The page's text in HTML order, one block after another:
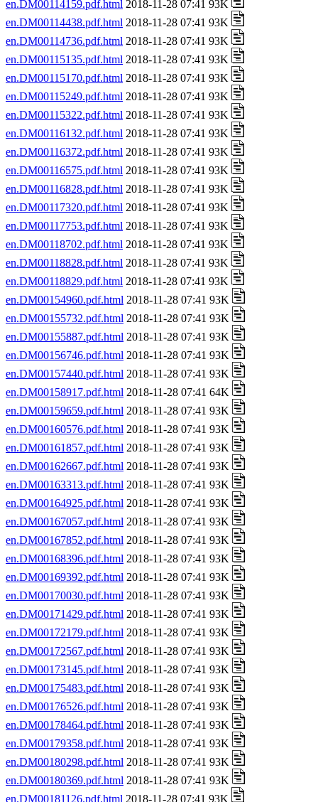
en.DM00114159.pdf.html 2018-11-28 07:41 93K
en.DM00114438.pdf.html 2018-11-28 07:41 93K
en.DM00114736.pdf.html 2018-11-28 07:41 93K
en.DM00115135.pdf.html 2018-11-28 07:41 93K
en.DM00115170.pdf.html 2018-11-28 07:41 93K
en.DM00115249.pdf.html 2018-11-28 07:41 93K
en.DM00115322.pdf.html 2018-11-28 07:41 93K
en.DM00116132.pdf.html 2018-11-28 07:41 93K
en.DM00116372.pdf.html 2018-11-28 07:41 93K
en.DM00116575.pdf.html 2018-11-28 07:41 93K
en.DM00116828.pdf.html 2018-11-28 07:41 93K
en.DM00117320.pdf.html 2018-11-28 07:41 93K
en.DM00117753.pdf.html 2018-11-28 07:41 93K
en.DM00118702.pdf.html 2018-11-28 07:41 93K
en.DM00118828.pdf.html 2018-11-28 07:41 93K
en.DM00118829.pdf.html 2018-11-28 07:41 93K
en.DM00154960.pdf.html 2018-11-28 07:41 93K
en.DM00155732.pdf.html 2018-11-28 07:41 93K
en.DM00155887.pdf.html 2018-11-28 07:41 93K
en.DM00156746.pdf.html 2018-11-28 07:41 93K
en.DM00157440.pdf.html 2018-11-28 07:41 93K
en.DM00158917.pdf.html 2018-11-28 07:41 64K
en.DM00159659.pdf.html 2018-11-28 07:41 93K
en.DM00160576.pdf.html 2018-11-28 07:41 93K
en.DM00161857.pdf.html 2018-11-28 07:41 93K
en.DM00162667.pdf.html 2018-11-28 07:41 93K
en.DM00163313.pdf.html 2018-11-28 07:41 93K
en.DM00164925.pdf.html 2018-11-28 07:41 93K
en.DM00167057.pdf.html 2018-11-28 07:41 93K
en.DM00167852.pdf.html 2018-11-28 07:41 93K
en.DM00168396.pdf.html 2018-11-28 07:41 93K
en.DM00169392.pdf.html 2018-11-28 07:41 93K
en.DM00170030.pdf.html 2018-11-28 07:41 93K
en.DM00171429.pdf.html 2018-11-28 07:41 93K
en.DM00172179.pdf.html 2018-11-28 07:41 93K
en.DM00172567.pdf.html 2018-11-28 07:41 93K
en.DM00173145.pdf.html 2018-11-28 07:41 93K
en.DM00175483.pdf.html 2018-11-28 07:41 93K
en.DM00176526.pdf.html 2018-11-28 07:41 93K
en.DM00178464.pdf.html 2018-11-28 07:41 93K
en.DM00179358.pdf.html 2018-11-28 07:41 93K
en.DM00180298.pdf.html 2018-11-28 07:41 93K
en.DM00180369.pdf.html 2018-11-28 07:41 93K
en.DM00181126.pdf.html 2018-11-28 07:41 93K